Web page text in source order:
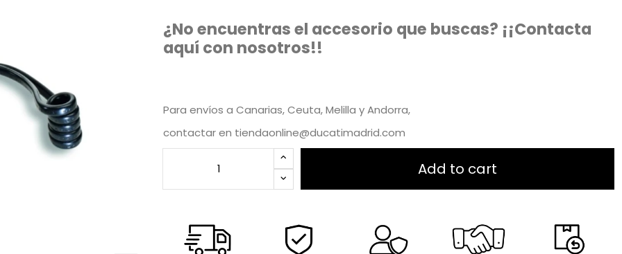
¿No encuentras el accesorio que buscas? ¡¡Contacta
aquí con nosotros!!
Para envíos a Canarias, Ceuta, Melilla y Andorra,
contactar en tiendaonline@ducatimadrid.com
Add to cart